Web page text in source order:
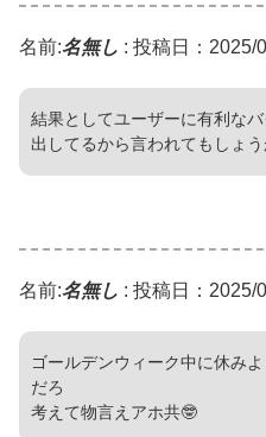
名前:名無し : 投稿日：2025/
結果としてユーザーに有利な
出してるから言われてもしょ
名前:名無し : 投稿日：2025/
ゴールデンウィーク中に休み
だろ
考えて物言えアホ共🤓